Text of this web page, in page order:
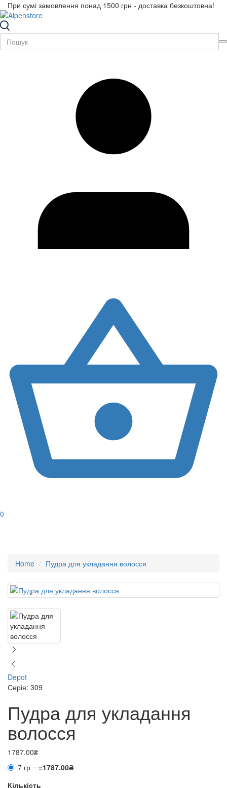
При сумі замовлення понад 1500 грн - доставка безкоштовна!
0
Home Пудра для укладання волосся
Depot
Серія: 309
Пудра для укладання
волосся
1787.00₴
7 гр ==1787.00₴
Кількість